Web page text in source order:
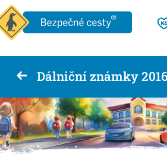
Dálniční známky 2016